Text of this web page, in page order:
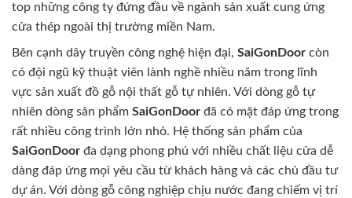
top những công ty đứng đầu về ngành sản xuất cung ứng
cửa thép ngoài thị trường miền Nam.
Bên cạnh dây truyền công nghệ hiện đại, SaiGonDoor còn
có đội ngũ kỹ thuật viên lành nghề nhiều năm trong lĩnh
vực sản xuất đồ gỗ nội thất gỗ tự nhiên. Với dòng gỗ tự
nhiên dòng sản phẩm SaiGonDoor đã có mặt đáp ứng trong
rất nhiều công trình lớn nhỏ. Hệ thống sản phẩm của
SaiGonDoor đa dạng phong phú với nhiều chất liệu cửa dễ
dàng đáp ứng mọi yêu cầu từ khách hàng và các chủ đầu tư
dự án. Với dòng gỗ công nghiệp chịu nước đang chiếm vị trí